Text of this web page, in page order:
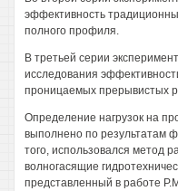
эффективность
полного профиля.
В третьей серии
исследования
проницаемых прерывистых
Определение нагрузок на
выполнено по результатам
того, использовался метод
волногасящие
представленный в работе